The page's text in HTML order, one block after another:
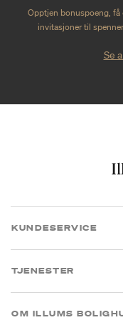
Opptjen bonuspoeng,
invitasjoner til
Se
KUNDESERVICE
TJENESTER
OM ILLUMS